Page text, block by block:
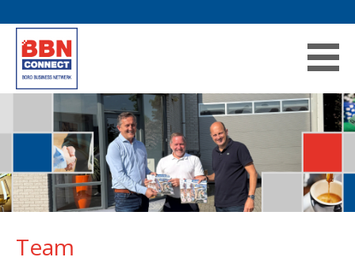
Team